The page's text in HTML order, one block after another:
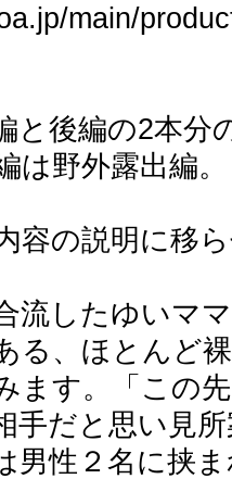
main/
と後編の2本分
は野外露出編。
容の説明に移
流したゆいマ
る、ほとんど
ます。「この
手だと思い見
男性２名に挟